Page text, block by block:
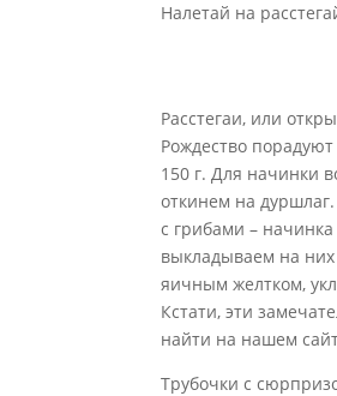
Налетай на
Расстегаи, или
Рождество
150 г. Для начинки
откинем на
с грибами –
выкладываем на них
яичным желтком,
Кстати, эти
найти на нашем
Трубочки с